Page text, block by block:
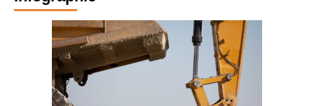
Infographie